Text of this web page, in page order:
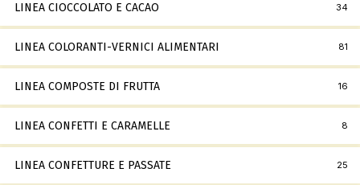
LINEA CIOCCOLATO E CACAO 34
LINEA COLORANTI-VERNICI ALIMENTARI 81
LINEA COMPOSTE DI FRUTTA 16
LINEA CONFETTI E CARAMELLE 8
LINEA CONFETTURE E PASSATE 25